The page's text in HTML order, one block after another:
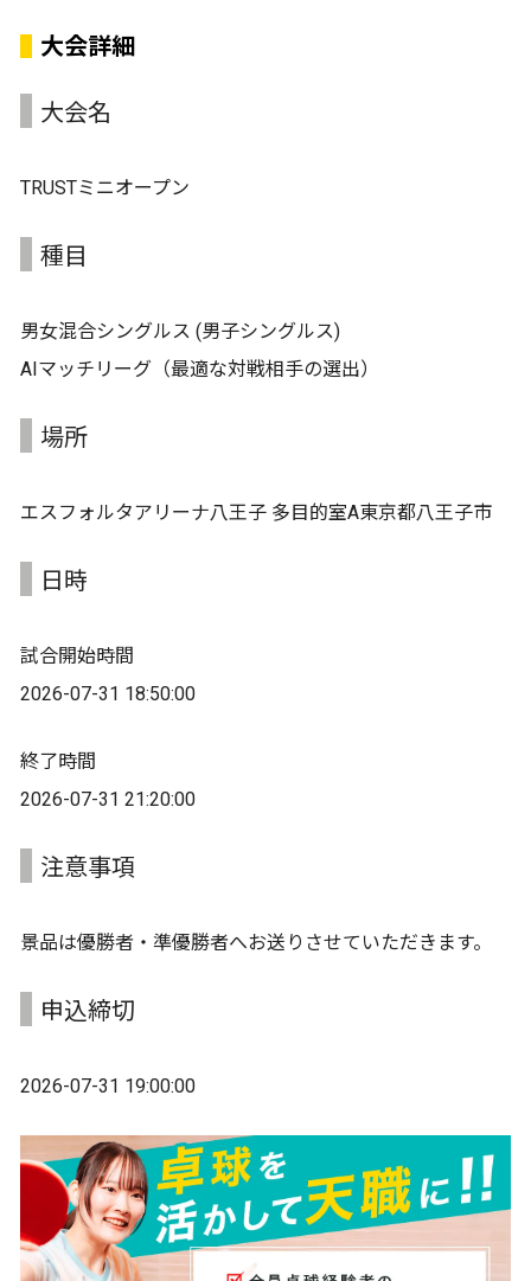
大会詳細
大会名
TRUSTミニオープン
種目
男女混合シングルス (男子シングルス)
AIマッチリーグ（最適な対戦相手の選出）
場所
エスフォルタアリーナ八王子 多目的室A東京都八王子市
日時
試合開始時間
2026-07-31 18:50:00
終了時間
2026-07-31 21:20:00
注意事項
景品は優勝者・準優勝者へお送りさせていただきます。
申込締切
2026-07-31 19:00:00